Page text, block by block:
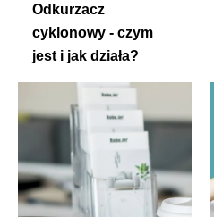
Odkurzacz
cyklonowy - czym
jest i jak działa?